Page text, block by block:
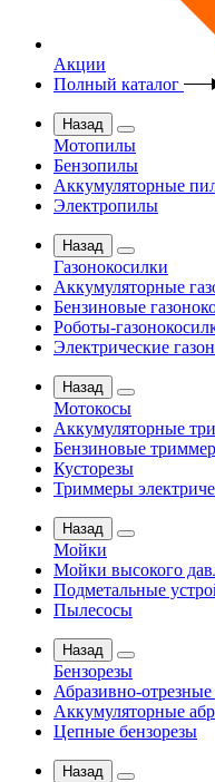
Акции
Полный каталог
Назад
Мотопилы
Бензопилы
Аккумуляторные
Электропилы
Назад
Газонокосилки
Аккумуляторные
Бензиновые
Роботы-
Электрические
Назад
Мотокосы
Аккумуляторные
Бензиновые
Кусторезы
Триммеры
Назад
Мойки
Мойки высокого
Подметальные
Пылесосы
Назад
Бензорезы
Абразивно-отрезные
Аккумуляторные
Цепные бензорезы
Назад